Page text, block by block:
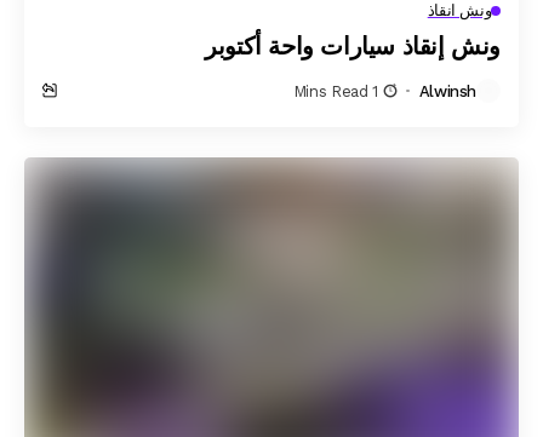
ونش انقاذ
ونش إنقاذ سيارات واحة أكتوبر
Alwinsh
1 Mins Read